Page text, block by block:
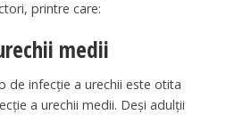
printre care:
medii
de infecție a urechii este otita
a urechii medii. Deși adulții